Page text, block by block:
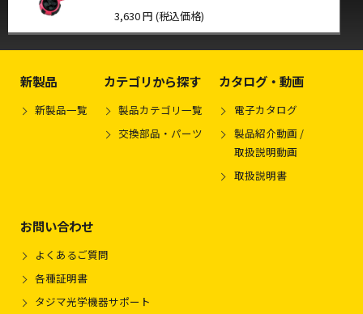
3,630 円 (税込価格)
新製品
新製品一覧
カテゴリから探す
製品カテゴリ一覧
交換部品・パーツ
カタログ・動画
電子カタログ
製品紹介動画 /
取扱説明動画
取扱説明書
お問い合わせ
よくあるご質問
各種証明書
タジマ光学機器サポート